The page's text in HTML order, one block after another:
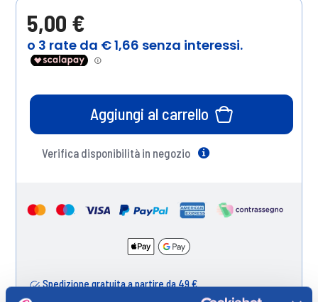
5,00 €
Aggiungi al carrello
Verifica disponibilità in negozio
Spedizione gratuita a partire da 49 €